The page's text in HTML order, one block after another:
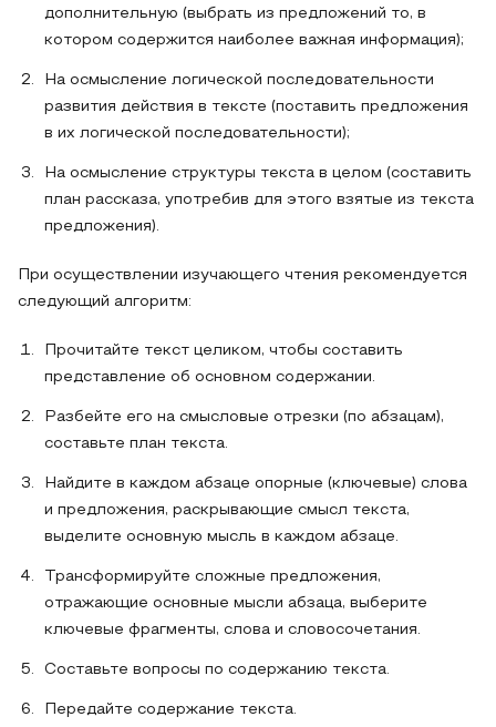
дополнительную (выбрать из предложений то, в
котором содержится наиболее важная информация);
На осмысление логической последовательности
развития действия в тексте (поставить предложения
в их логической последовательности);
На осмысление структуры текста в целом (составить
план рассказа, употребив для этого взятые из текста
предложения).
При осуществлении изучающего чтения рекомендуется
следующий алгоритм:
Прочитайте текст целиком, чтобы составить
представление об основном содержании.
Разбейте его на смысловые отрезки (по абзацам),
составьте план текста.
Найдите в каждом абзаце опорные (ключевые) слова
и предложения, раскрывающие смысл текста,
выделите основную мысль в каждом абзаце.
Трансформируйте сложные предложения,
отражающие основные мысли абзаца, выберите
ключевые фрагменты, слова и словосочетания.
Составьте вопросы по содержанию текста.
Передайте содержание текста.